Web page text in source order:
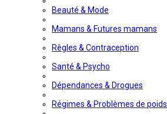
Beauté & Mode
Mamans & Futures mamans
Règles & Contraception
Santé & Psycho
Dépendances & Drogues
Régimes & Problèmes de poids